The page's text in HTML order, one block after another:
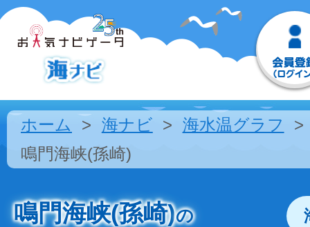
ホーム 海ナビ
海水温グラフ
鳴門海峡(孫崎)
鳴門海峡(孫崎)の